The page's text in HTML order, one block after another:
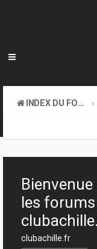
INDEX DU FORUM
les forums
clubachille.fr